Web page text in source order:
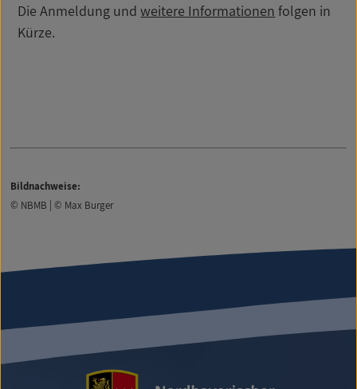
Die Anmeldung undweitere Informationen folgen in
Kürze.
Bildnachweise:
© NBMB | © Max Burger